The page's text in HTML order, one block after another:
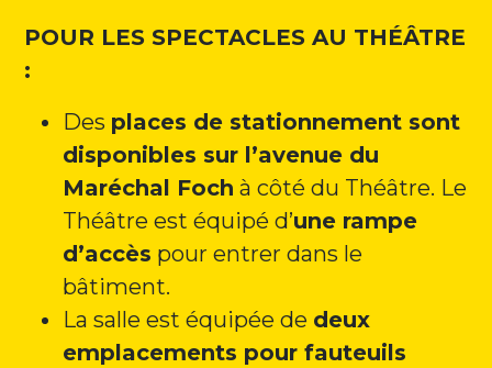
POUR LES SPECTACLES AU THÉÂTRE
:
Des places de stationnement sont
disponibles sur l’avenue du
Maréchal Foch à côté du Théâtre. Le
Théâtre est équipé d’une rampe
d’accès pour entrer dans le
bâtiment.
La salle est équipée de deux
emplacements pour fauteuils